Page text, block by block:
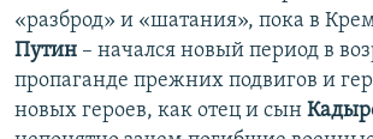
«разброд» и «шатания», пока в
Путин – начался новый период в
пропаганде прежних подвигов и
новых героев, как отец и сын